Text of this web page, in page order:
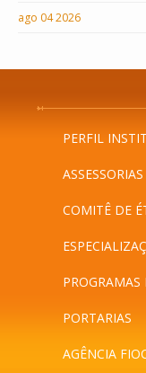
ago 04 2026
PERFIL
COMITÊ DE
PROGRAMAS
PORTARIAS
AGÊNCIA